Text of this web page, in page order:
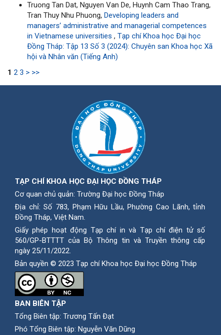
Truong Tan Dat, Nguyen Van De, Huynh Cam Thao Trang,
Tran Thuy Nhu Phuong, Developing leaders and
managers’ administrative and managerial competences
in Vietnamese universities , Tạp chí Khoa học Đại học
Đồng Tháp: Tập 13 Số 3 (2024): Chuyên san Khoa học Xã
hội và Nhân văn (Tiếng Anh)
1 2 3 > >>
TẠP CHÍ KHOA HỌC ĐẠI HỌC ĐỒNG THÁP
Cơ quan chủ quản: Trường Đại học Đồng Tháp
Địa chỉ: Số 783, Phạm Hữu Lầu, Phường Cao Lãnh, tỉnh
Ðồng Tháp, Việt Nam.
Giấy phép hoạt động Tạp chí in và Tạp chí điện tử số
560/GP-BTTTT của Bộ Thông tin và Truyền thông cấp
ngày 25/11/2022.
Bản quyền © 2023 Tạp chí Khoa học Đại học Đồng Tháp
BAN BIÊN TẬP
Tổng Biên tập: Trương Tấn Đạt
Phó Tổng Biên tập: Nguyễn Văn Dũng